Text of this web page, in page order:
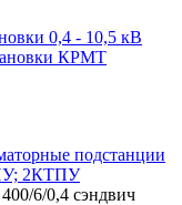
0,4 - 10,5 кВ
КРМТ
подстанции
2КТПУ
6/0,4 сэндвич